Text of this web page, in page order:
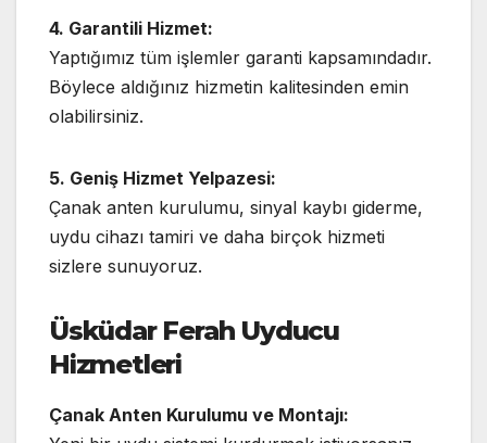
4. Garantili Hizmet:
Yaptığımız tüm işlemler garanti kapsamındadır.
Böylece aldığınız hizmetin kalitesinden emin
olabilirsiniz.
5. Geniş Hizmet Yelpazesi:
Çanak anten kurulumu, sinyal kaybı giderme,
uydu cihazı tamiri ve daha birçok hizmeti
sizlere sunuyoruz.
Üsküdar Ferah Uyducu
Hizmetleri
Çanak Anten Kurulumu ve Montajı: